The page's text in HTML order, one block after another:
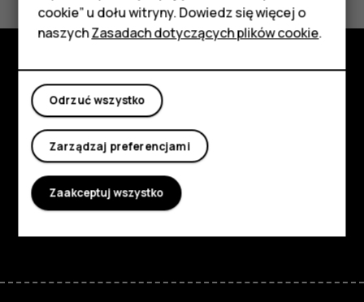
the
error
messages
stop?
Tablety
Moje konto
Poznaj
Informacje
Planet and people
Wsparcie
cookie” u dołu witryny. Dowiedz się więcej o
naszychZasadach dotyczących plików cookie.
Odrzuć wszystko
Zarządzaj preferencjami
Zaakceptuj wszystko